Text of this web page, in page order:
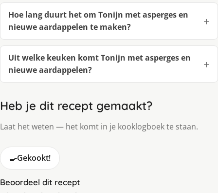
Hoe lang duurt het om Tonijn met asperges en
nieuwe aardappelen te maken?
Uit welke keuken komt Tonijn met asperges en
nieuwe aardappelen?
Heb je dit recept gemaakt?
Laat het weten — het komt in je kooklogboek te staan.
🍳Gekookt!
Beoordeel dit recept